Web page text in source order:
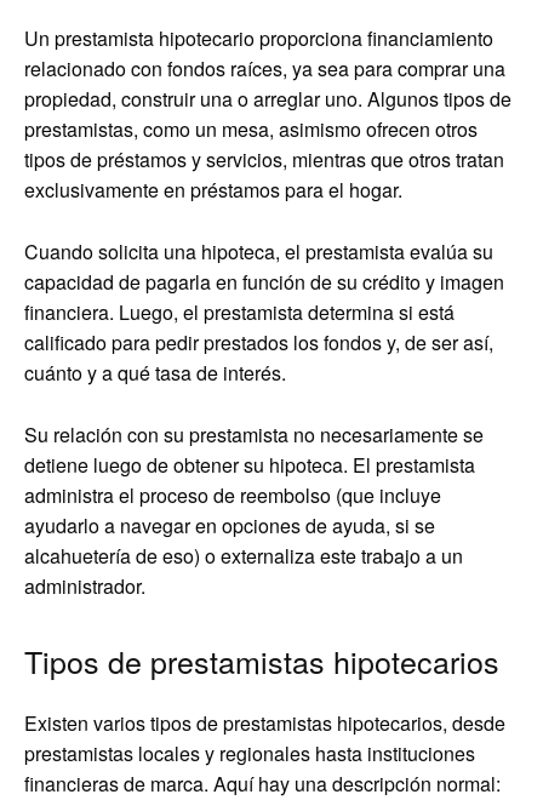
Un prestamista hipotecario proporciona financiamiento
relacionado con fondos raíces, ya sea para comprar una
propiedad, construir una o arreglar uno. Algunos tipos de
prestamistas, como un mesa, asimismo ofrecen otros
tipos de préstamos y servicios, mientras que otros tratan
exclusivamente en préstamos para el hogar.
Cuando solicita una hipoteca, el prestamista evalúa su
capacidad de pagarla en función de su crédito y imagen
financiera. Luego, el prestamista determina si está
calificado para pedir prestados los fondos y, de ser así,
cuánto y a qué tasa de interés.
Su relación con su prestamista no necesariamente se
detiene luego de obtener su hipoteca. El prestamista
administra el proceso de reembolso (que incluye
ayudarlo a navegar en opciones de ayuda, si se
alcahuetería de eso) o externaliza este trabajo a un
administrador.
Tipos de prestamistas hipotecarios
Existen varios tipos de prestamistas hipotecarios, desde
prestamistas locales y regionales hasta instituciones
financieras de marca. Aquí hay una descripción normal: